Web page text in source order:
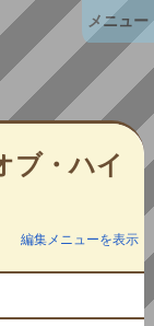
ブ・ハイ
編集メニューを表示
メニュー